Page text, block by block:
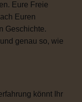
Eure Freie
Euren
Geschichte.
genau so, wie
könnt Ihr